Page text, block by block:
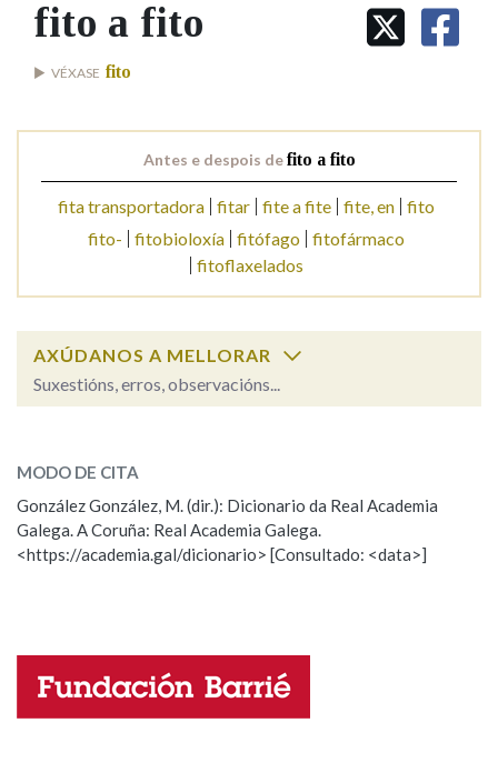
IDENTIDADE CORPORATIVA
MARCIAL DEL ADALID
FIGURAS HOMENAXEADAS
PRIMAVERA DAS LETRAS
PORTAL DAS PALABRAS
Facebook
TwitterYoutubeInstagram
Bluesky
BUSCAR NOS LEMAS
Comeza por
BUSCAR NO CONTIDO
Nas definicións
Nos exemplos
Na fraseoloxía
OUTRAS OPCIÓNS DE BUSCA
Marcas gramaticais
fito a fito
VÉXASE fito
Antes e despois defito a fito
fita transportadora fitar fite a fite fite, en fito
fito-
fitobioloxía fitófago fitofármaco
fitoflaxelados
AXÚDANOS A MELLORAR
Suxestións, erros, observacións...
ESCOLLE UNHA OPCIÓN:
Observación Hai un erro na palabra
Propoño mellorar a definición
Nome
MODO DE CITA
González González, M. (dir.): Dicionario da Real Academia
Galega. A Coruña: Real Academia Galega.
<https://academia.gal/dicionario> [Consultado: <data>]